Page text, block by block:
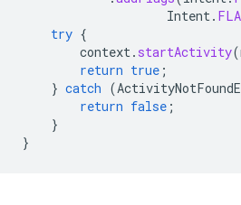
Intent.
try {
context. startActivity(
return true ;
} catch (
return false ;
}
}